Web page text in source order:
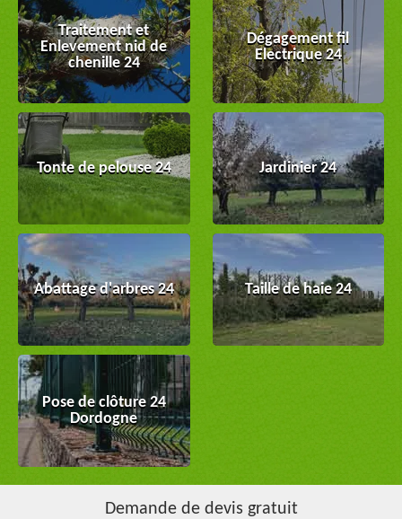
Traitement et
Enlevement nid de
chenille 24
Dégagement fil
Electrique 24
Tonte de pelouse 24 Jardinier 24
Abattage d'arbres 24 Taille de haie 24
Pose de clôture 24
Dordogne
Demande de devis gratuit